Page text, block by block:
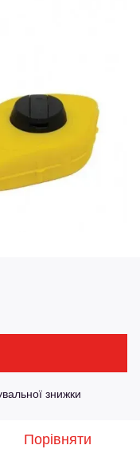
знижки
Порівняти